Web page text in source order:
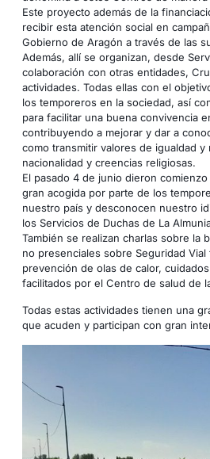
Este proyecto además de la
recibir esta atención social en
Gobierno de Aragón a través de las
Además, allí se organizan, desde
colaboración con otras entidades,
actividades. Todas ellas con el
los temporeros en la sociedad, así
para facilitar una buena convivencia
contribuyendo a mejorar y dar a
como transmitir valores de igualdad
nacionalidad y creencias religiosas.
El pasado 4 de junio dieron
gran acogida por parte de los
nuestro país y desconocen nuestro
los Servicios de Duchas de La
También se realizan charlas sobre la
no presenciales sobre Seguridad
prevención de olas de calor,
facilitados por el Centro de salud de
Todas estas actividades tienen una
que acuden y participan con gran